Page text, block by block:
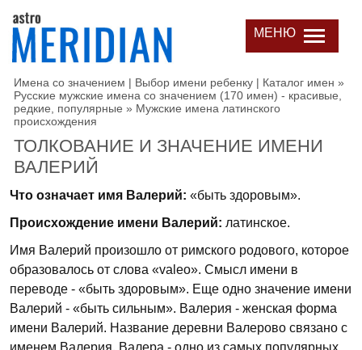
МЕНЮ
Имена со значением | Выбор имени ребенку | Каталог имен »
Русские мужские имена со значением (170 имен) - красивые,
редкие, популярные » Мужские имена латинского
происхождения
ТОЛКОВАНИЕ И ЗНАЧЕНИЕ ИМЕНИ
ВАЛЕРИЙ
Что означает имя Валерий: «быть здоровым».
Происхождение имени Валерий: латинское.
Имя Валерий произошло от римского родового, которое
образовалось от слова «valeo». Смысл имени в
переводе - «быть здоровым». Еще одно значение имени
Валерий - «быть сильным». Валерия - женская форма
имени Валерий. Название деревни Валерово связано с
именем Валерия. Валера - одно из самых популярных